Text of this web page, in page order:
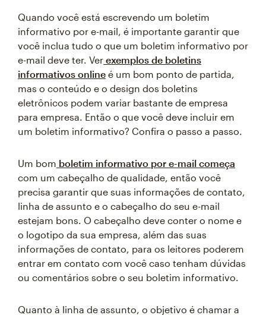
Quando você está escrevendo um boletim
informativo por e-mail, é importante garantir que
você inclua tudo o que um boletim informativo por
e-mail deve ter. Ver exemplos de boletins
informativos online é um bom ponto de partida,
mas o conteúdo e o design dos boletins
eletrônicos podem variar bastante de empresa
para empresa. Então o que você deve incluir em
um boletim informativo? Confira o passo a passo.
Um bom boletim informativo por e-mail começa
com um cabeçalho de qualidade, então você
precisa garantir que suas informações de contato,
linha de assunto e o cabeçalho do seu e-mail
estejam bons. O cabeçalho deve conter o nome e
o logotipo da sua empresa, além das suas
informações de contato, para os leitores poderem
entrar em contato com você caso tenham dúvidas
ou comentários sobre o seu boletim informativo.
Quanto à linha de assunto, o objetivo é chamar a